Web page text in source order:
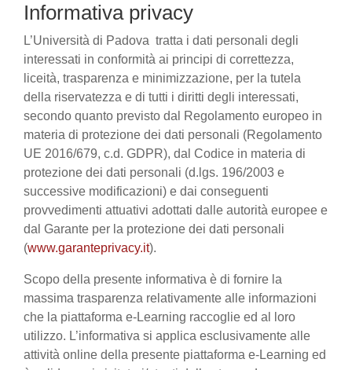
Informativa privacy
L’Università di Padova tratta i dati personali degli
interessati in conformità ai principi di correttezza,
liceità, trasparenza e minimizzazione, per la tutela
della riservatezza e di tutti i diritti degli interessati,
secondo quanto previsto dal Regolamento europeo in
materia di protezione dei dati personali (Regolamento
UE 2016/679, c.d. GDPR), dal Codice in materia di
protezione dei dati personali (d.lgs. 196/2003 e
successive modificazioni) e dai conseguenti
provvedimenti attuativi adottati dalle autorità europee e
dal Garante per la protezione dei dati personali
(www.garanteprivacy.it).
Scopo della presente informativa è di fornire la
massima trasparenza relativamente alle informazioni
che la piattaforma e-Learning raccoglie ed al loro
utilizzo. L’informativa si applica esclusivamente alle
attività online della presente piattaforma e-Learning ed